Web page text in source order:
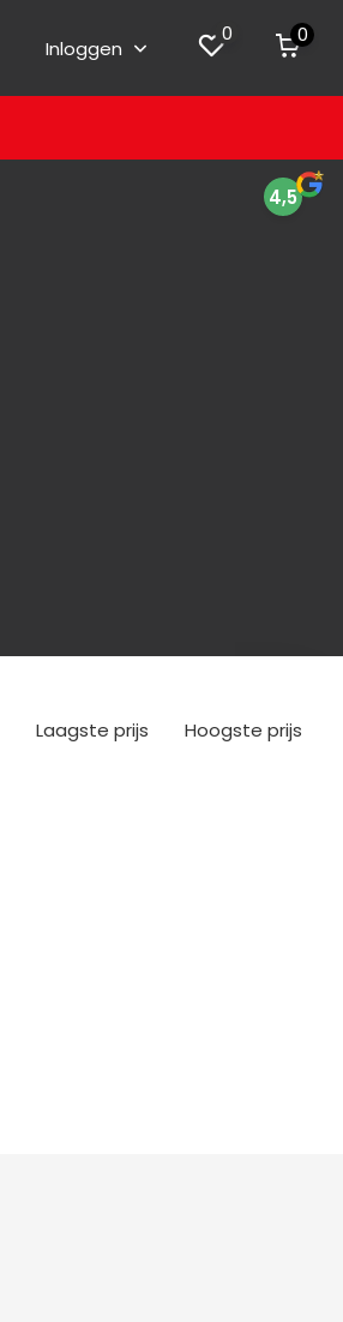
Inloggen
0 0
4,5
Laagste prijs Hoogste prijs